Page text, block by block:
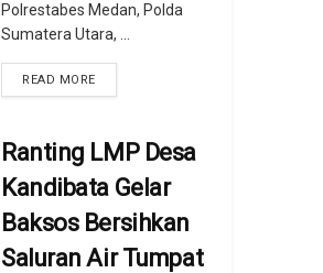
Polrestabes Medan, Polda
Sumatera Utara, ...
READ MORE
Ranting LMP Desa
Kandibata Gelar
Baksos Bersihkan
Saluran Air Tumpat